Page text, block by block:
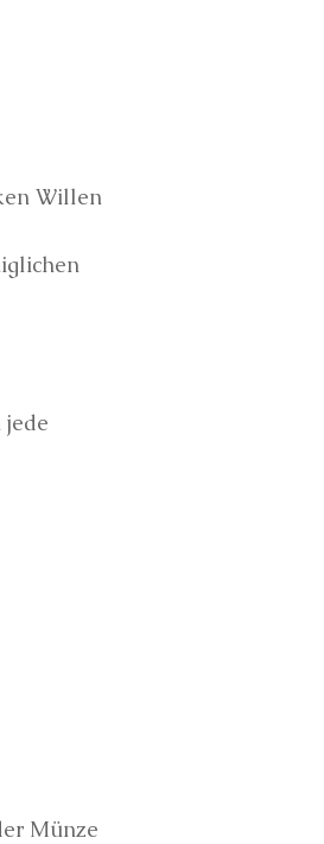
Willen
Münze